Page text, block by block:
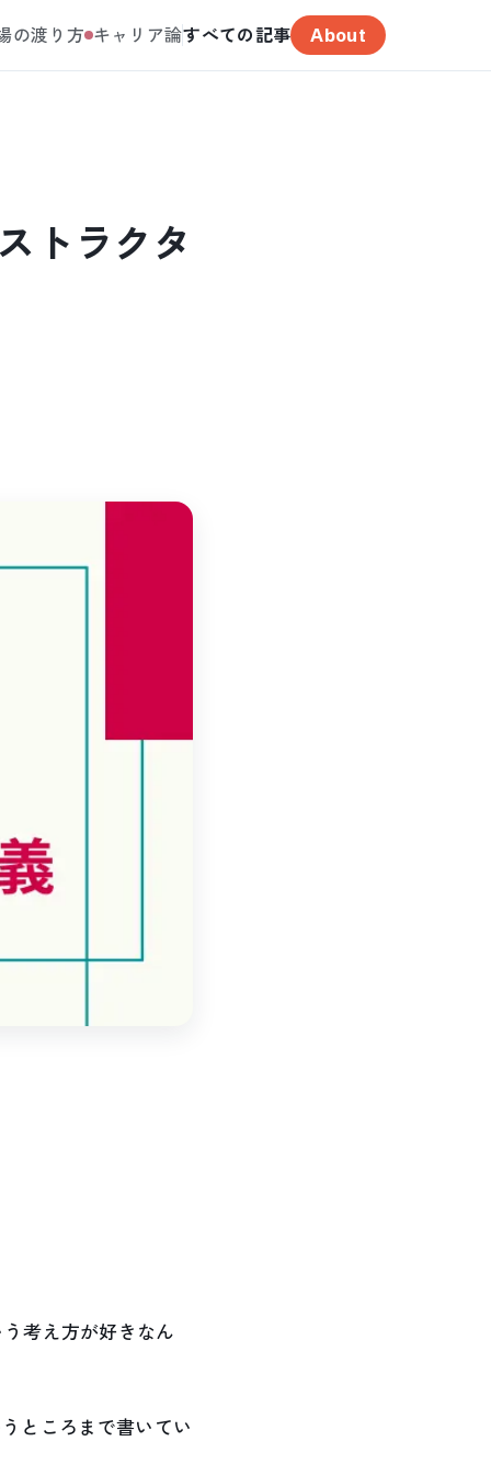
の渡り方 キャリア論すべての記事 About
トラクタ
考え方が好きなん
ところまで書いてい